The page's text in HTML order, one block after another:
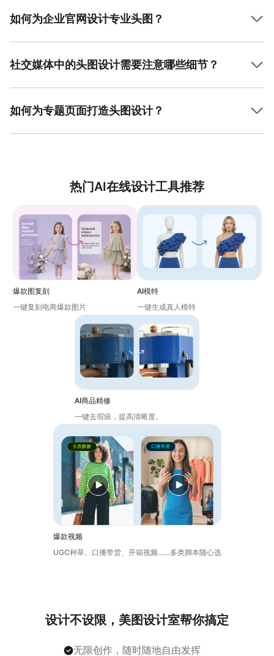
产品的视觉冲击；可使用放大细节照片，展示产品质感，增
加吸引力；此外，可加入优惠信息或购买引导标语以刺激购
如何为企业官网设计专业头图？
LOGO或和谐的企业环境照片；文字方面，确保标题简洁有力
且核心信息明确；可结合信息图表设计传递专业性内容。通
社交媒体中的头图设计需要注意哪些细节？
号，以保持页面的一致性，同时快速吸引关注；合理排版避
免繁杂，聚焦主要信息。对比与对称的布局能增强视觉辨识
如何为专题页面打造头图设计？
计，获得专业且美观的效果。热门AI在线设计工具推荐
爆款图复刻
一键复刻电商爆款图片
AI模特
一键生成真人模特
AI商品精修
一键去瑕疵，提高清晰度。
爆款视频
UGC种草、口播带货、开箱视频……多类脚本随心选
设计不设限，美图设计室帮你搞定
无限创作，随时随地自由发挥